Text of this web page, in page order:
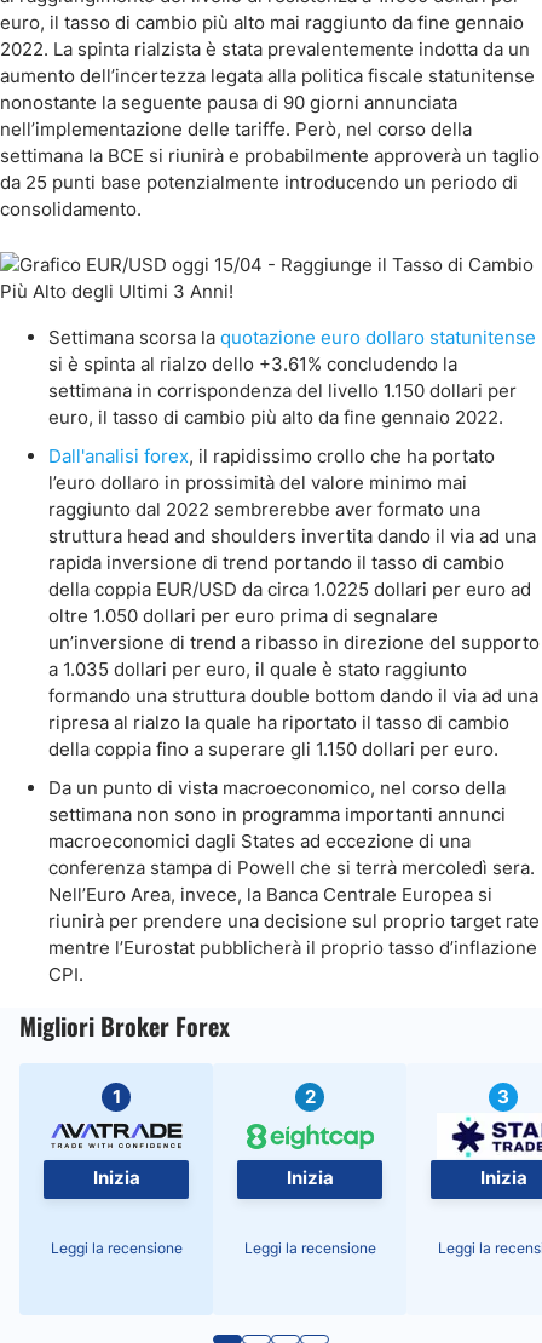
euro, il tasso di cambio più alto mai raggiunto da fine gennaio
2022. La spinta rialzista è stata prevalentemente indotta da un
aumento dell’incertezza legata alla politica fiscale statunitense
nonostante la seguente pausa di 90 giorni annunciata
nell’implementazione delle tariffe. Però, nel corso della
settimana la BCE si riunirà e probabilmente approverà un taglio
da 25 punti base potenzialmente introducendo un periodo di
consolidamento.
Settimana scorsa la quotazione euro dollaro statunitense
si è spinta al rialzo dello +3.61% concludendo la
settimana in corrispondenza del livello 1.150 dollari per
euro, il tasso di cambio più alto da fine gennaio 2022.
Dall'analisi forex, il rapidissimo crollo che ha portato
l’euro dollaro in prossimità del valore minimo mai
raggiunto dal 2022 sembrerebbe aver formato una
struttura head and shoulders invertita dando il via ad una
rapida inversione di trend portando il tasso di cambio
della coppia EUR/USD da circa 1.0225 dollari per euro ad
oltre 1.050 dollari per euro prima di segnalare
un’inversione di trend a ribasso in direzione del supporto
a 1.035 dollari per euro, il quale è stato raggiunto
formando una struttura double bottom dando il via ad una
ripresa al rialzo la quale ha riportato il tasso di cambio
della coppia fino a superare gli 1.150 dollari per euro.
Da un punto di vista macroeconomico, nel corso della
settimana non sono in programma importanti annunci
macroeconomici dagli States ad eccezione di una
conferenza stampa di Powell che si terrà mercoledì sera.
Nell’Euro Area, invece, la Banca Centrale Europea si
riunirà per prendere una decisione sul proprio target rate
mentre l’Eurostat pubblicherà il proprio tasso d’inflazione
CPI.
Migliori Broker Forex
1
Inizia
Leggi la recensione
2
Inizia
Leggi la recensione
3
Inizia
Leggi la